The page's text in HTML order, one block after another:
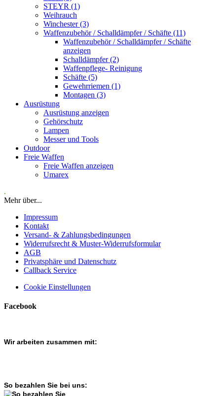
STEYR (1)
Weihrauch
Winchester (3)
Waffenzubehör / Schalldämpfer / Schäfte (11)
Waffenzubehör / Schalldämpfer / Schäfte
anzeigen
Schalldämpfer (2)
Waffenpflege- Reinigung
Schäfte (5)
Gewehrriemen (1)
Montagen (3)
Ausrüstung
Ausrüstung anzeigen
Gehörschutz
Lampen
Messer und Tools
Outdoor
Freie Waffen
Freie Waffen anzeigen
Umarex
.
Mehr über...
Impressum
Kontakt
Versand- & Zahlungsbedingungen
Widerrufsrecht & Muster-Widerrufsformular
AGB
Privatsphäre und Datenschutz
Callback Service
Cookie Einstellungen
Facebook
Wir arbeiten zusammen mit:
So bezahlen Sie bei uns: